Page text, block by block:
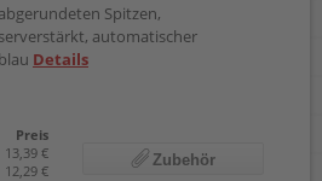
Spitzen,
automatischer
Details
Preis
13,39 €
12,29 €
Zubehör